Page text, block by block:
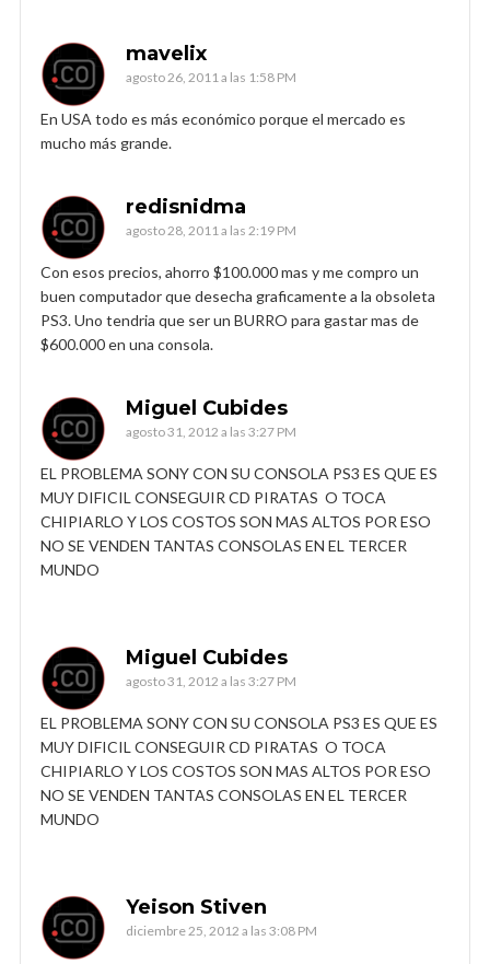
mavelix
agosto 26, 2011 a las 1:58 PM
En USA todo es más económico porque el mercado es
mucho más grande.
redisnidma
agosto 28, 2011 a las 2:19 PM
Con esos precios, ahorro $100.000 mas y me compro un
buen computador que desecha graficamente a la obsoleta
PS3. Uno tendria que ser un BURRO para gastar mas de
$600.000 en una consola.
Miguel Cubides
agosto 31, 2012 a las 3:27 PM
EL PROBLEMA SONY CON SU CONSOLA PS3 ES QUE ES
MUY DIFICIL CONSEGUIR CD PIRATAS O TOCA
CHIPIARLO Y LOS COSTOS SON MAS ALTOS POR ESO
NO SE VENDEN TANTAS CONSOLAS EN EL TERCER
MUNDO
Miguel Cubides
agosto 31, 2012 a las 3:27 PM
EL PROBLEMA SONY CON SU CONSOLA PS3 ES QUE ES
MUY DIFICIL CONSEGUIR CD PIRATAS O TOCA
CHIPIARLO Y LOS COSTOS SON MAS ALTOS POR ESO
NO SE VENDEN TANTAS CONSOLAS EN EL TERCER
MUNDO
Yeison Stiven
diciembre 25, 2012 a las 3:08 PM